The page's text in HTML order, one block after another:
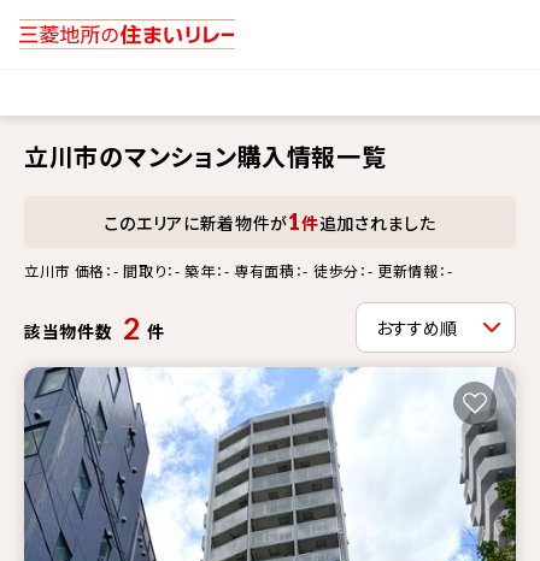
立川市のマンション購入情報一覧
このエリアに新着物件が1件追加されました
立川市 価格：- 間取り：- 築年：- 専有面積：- 徒歩分：- 更新情報：-
該当物件数 2 件